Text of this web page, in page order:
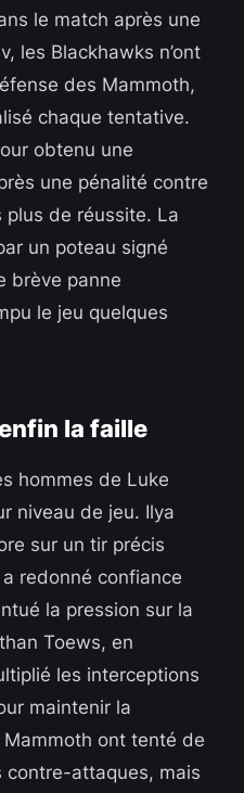
le match après une
les Blackhawks n’ont
des Mammoth,
chaque tentative.
obtenu une
une pénalité contre
plus de réussite. La
un poteau signé
brève panne
le jeu quelques
la faille
hommes de Luke
niveau de jeu. Ilya
sur un tir précis
redonné confiance
la pression sur la
Toews, en
les interceptions
maintenir la
ont tenté de
contre-attaques, mais